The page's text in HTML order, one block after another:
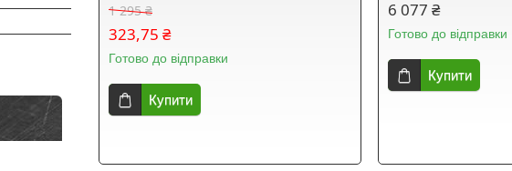
1 295 ₴
323,75 ₴
Готово до відправки
Купити
6 077 ₴
Готово до відправки
Купити